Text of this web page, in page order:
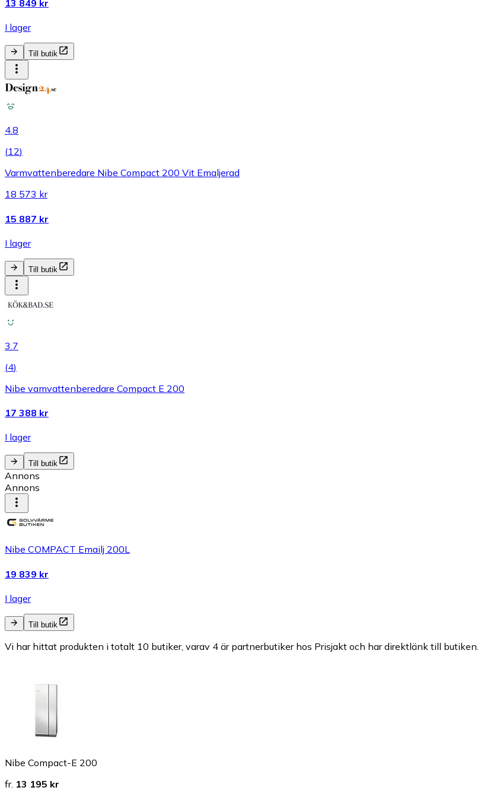
13 849 kr
I lager
Till butik
4.8
(12)
Varmvattenberedare Nibe Compact 200 Vit Emaljerad
18 573 kr
15 887 kr
I lager
Till butik
3.7
(4)
Nibe vamvattenberedare Compact E 200
17 388 kr
I lager
Till butik
Annons
Annons
Nibe COMPACT Emailj 200L
19 839 kr
I lager
Till butik
Vi har hittat produkten i totalt 10 butiker, varav 4 är partnerbutiker hos Prisjakt och har direktlänk till butiken.
Nibe Compact-E 200
fr. 13 195 kr